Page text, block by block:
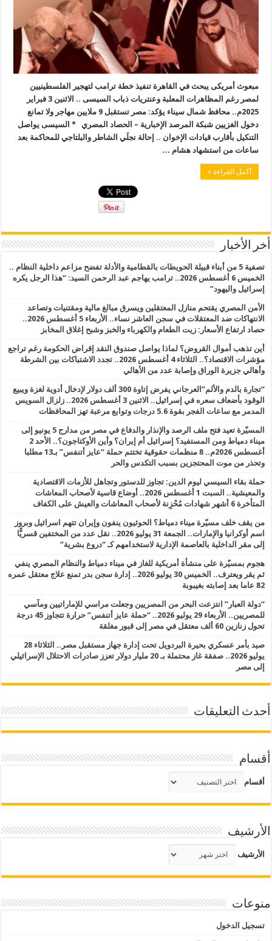
مبعوث أمريكى يبحث في القاهرة تنفيذ خطة ترامب لتهجير الفلسطينيين
لمصر رغم المظاهرات المعلبة وعنتريات ذباب السيسى .. الاثنين 3 فبراير
2025م.. محافظ شمال سيناء يؤكد: مصر تستقبل 9 ملايين مهاجر ولا تمانع
دخول الغزيين شبكة المرصد الإخبارية – الحصاد المصري * السيسى يواصل
التنكيل بأقارب قيادات الإخوان .. إحالة نجلَي الشاطر والبلتاجي للمحاكمة بعد
ساعات من استشهاد هشام …
أكمل القراءة »
أخر الأخبار
تصفية 5 من أبناء قبيلة الحويطات بالقطامية والأدلة تفضح مزاعم داخلية النظام ..
الخميس 6 أغسطس 2026.. ترامب يهاجم عبد الرحمن السيد: “هذا الرجل يكره
إسرائيل واليهود”
الأمن المصري يقتحم منازل المعتقلين ويسرق مبالغ مالية ومقتنيات وتصاعد
الانتهاكات ضد المعتقلات في سجن العاشر نساء.. الأربعاء 5 أغسطس 2026..
حصاد ارتفاع الأسعار: زيت الطعام والكهرباء والخبز وشبح إغلاق المخابز
أين تذهب أموال القروض؟ لماذا يواصل صندوق النقد إقراض الحكومة رغم تراجع
مؤشرات الاقتصاد؟.. الثلاثاء 4 أغسطس 2026.. تجدد الاشتباكات بين الشرطة
وأهالي جزيرة الوراق وإصابة عدد من الأهالي
“تجارة بالدم والألم”العرجاني يفرض إتاوة 300 ألف دولار لإدخال أدوية لغزة ويبيع
الوقود بأضعاف سعره في إسرائيل.. الاثنين 3 أغسطس 2026.. زلزال السويس
المدمر مع ساعات الفجر بقوة 5.6 درجات وتوابع مرعبة تهز المحافظات
المسيّرة تعيد فتح ملف الرصد والإنذار والدفاع في مصر من مدارج 5 يونيو إلى
ميناء دمياط ومن المستفيد؟ إسرائيل أم إيران؟ وأين الأوكتاجون؟.. الأحد 2
أغسطس 2026م.. 8 منظمات حقوقية تختتم حملة “عايز أتنفس” بـ13 مطلبا
وتحذر من موت المحتجزين بسبب التكدس والحر
حملة بقاء السيسي ليوم الدين: تجاوز للدستور وتجاهل للأزمات الاقتصادية
والمعيشية.. السبت 1 أغسطس 2026.. أوضاع قاسية لأصحاب المعاشات
المتأخرة 6 أشهر شهادات مُحْزِنة لأصحاب المعاشات والعيش على الكفاف
من يقف خلف مسيّرة ميناء دمياط؟ الحوثيون ينفون وإيران تتهم اسرائيل وبروز
اسم أوكرانيا والإمارات.. الجمعة 31 يوليو 2026.. نقل عدد من المختفين قسريًّا
إلى مقر الداخلية بالعاصمة الإدارية لاستخدامهم كـ “دروع بشرية”
هجوم بمسيّرة على منشأة أمريكية للغاز في ميناء دمياط والنظام المصري ينفي
ثم يقر ويعترف.. الخميس 30 يوليو 2026.. إدارة سجن بدر تمنع علاج معتقل عمره
82 عاما بعد إصابته بغيبوبة
“دولة العبار” انتزعت البحر من المصريين وجعلت مراسي للإماراتيين ومآسي
للمصريين.. الأربعاء 29 يوليو 2026.. “حملة عايز أتنفس” حرارة تتجاوز 45 درجة
تحول زنازين 60 ألف معتقل في مصر إلى قبور مغلقة
صيد بأمر عسكري بحيرة البردويل تحت إدارة جهاز مستقبل مصر.. الثلاثاء 28
يوليو 2026.. صفقة غاز محتملة بـ 20 مليار دولار تعزز صادرات الاحتلال الإسرائيلي
إلى مصر
أحدث التعليقات
أقسام
أقسام
الأرشيف
الأرشيف
منوعات
تسجيل الدخول